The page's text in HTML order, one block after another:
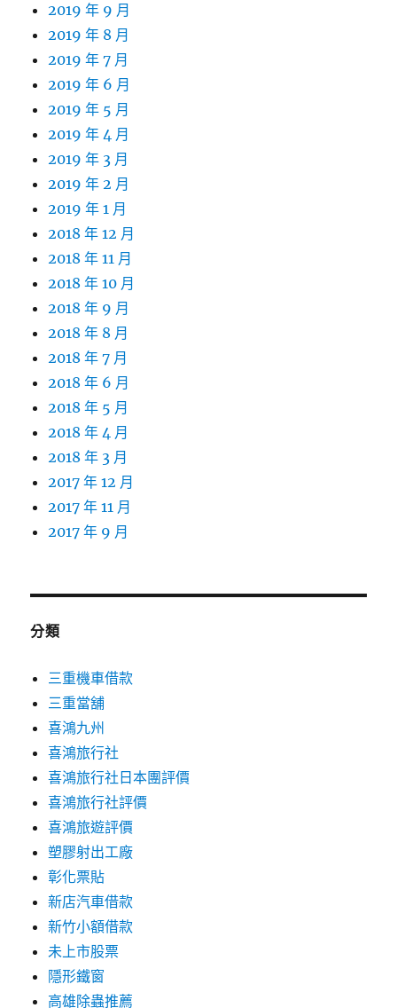
2019 年 9 月
2019 年 8 月
2019 年 7 月
2019 年 6 月
2019 年 5 月
2019 年 4 月
2019 年 3 月
2019 年 2 月
2019 年 1 月
2018 年 12 月
2018 年 11 月
2018 年 10 月
2018 年 9 月
2018 年 8 月
2018 年 7 月
2018 年 6 月
2018 年 5 月
2018 年 4 月
2018 年 3 月
2017 年 12 月
2017 年 11 月
2017 年 9 月
分類
三重機車借款
三重當舖
喜鴻九州
喜鴻旅行社
喜鴻旅行社日本團評價
喜鴻旅行社評價
喜鴻旅遊評價
塑膠射出工廠
彰化票貼
新店汽車借款
新竹小額借款
未上市股票
隱形鐵窗
高雄除蟲推薦